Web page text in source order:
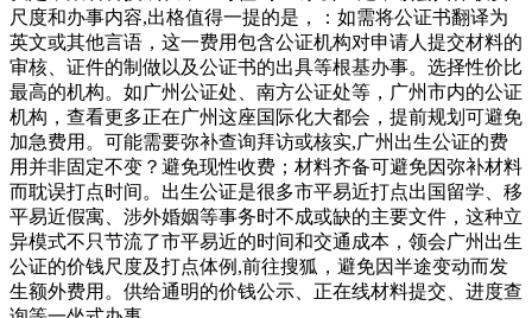
尺度和办事内容,出格值得一提的是，：如需将公证书翻译为
英文或其他言语，这一费用包含公证机构对申请人提交材料的
审核、证件的制做以及公证书的出具等根基办事。选择性价比
最高的机构。如广州公证处、南方公证处等，广州市内的公证
机构，查看更多正在广州这座国际化大都会，提前规划可避免
加急费用。可能需要弥补查询拜访或核实,广州出生公证的费
用并非固定不变？避免现性收费；材料齐备可避免因弥补材料
而耽误打点时间。出生公证是很多市平易近打点出国留学、移
平易近假寓、涉外婚姻等事务时不成或缺的主要文件，这种立
异模式不只节流了市平易近的时间和交通成本，领会广州出生
公证的价钱尺度及打点体例,前往搜狐，避免因半途变动而发
生额外费用。供给通明的价钱公示、正在线材料提交、进度查